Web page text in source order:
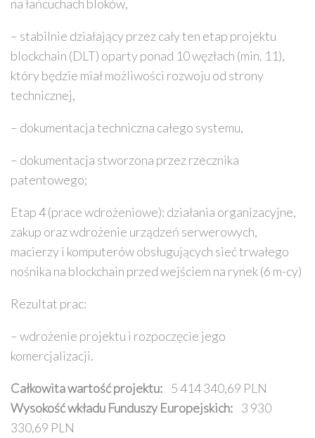
na łańcuchach bloków,
– stabilnie działający przez cały ten etap projektu
blockchain (DLT) oparty ponad 10 węzłach (min. 11),
który będzie miał możliwości rozwoju od strony
technicznej,
– dokumentacja techniczna całego systemu,
– dokumentacja stworzona przez rzecznika
patentowego;
Etap 4 (prace wdrożeniowe): działania organizacyjne,
zakup oraz wdrożenie urządzeń serwerowych,
macierzy i komputerów obsługujących sieć trwałego
nośnika na blockchain przed wejściem na rynek (6 m-cy)
Rezultat prac:
– wdrożenie projektu i rozpoczęcie jego
komercjalizacji.
Całkowita wartość projektu: 5 414 340,69 PLN
Wysokość wkładu Funduszy Europejskich: 3 930
330,69 PLN